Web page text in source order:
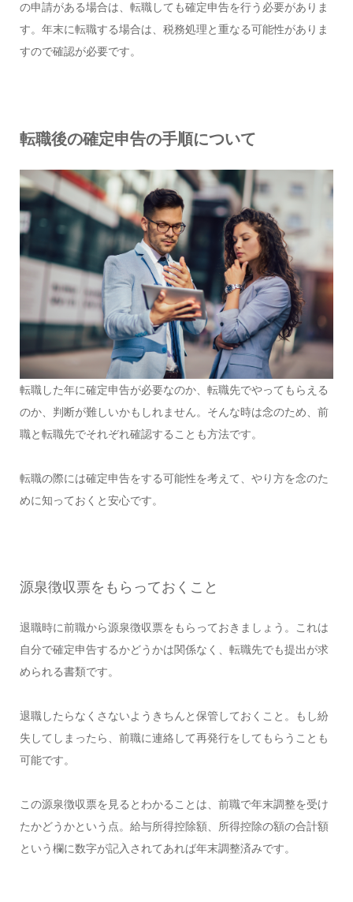
の申請がある場合は、転職しても確定申告を行う必要がありま
す。年末に転職する場合は、税務処理と重なる可能性がありま
すので確認が必要です。
転職後の確定申告の手順について
転職した年に確定申告が必要なのか、転職先でやってもらえる
のか、判断が難しいかもしれません。そんな時は念のため、前
職と転職先でそれぞれ確認することも方法です。
転職の際には確定申告をする可能性を考えて、やり方を念のた
めに知っておくと安心です。
源泉徴収票をもらっておくこと
退職時に前職から源泉徴収票をもらっておきましょう。これは
自分で確定申告するかどうかは関係なく、転職先でも提出が求
められる書類です。
退職したらなくさないようきちんと保管しておくこと。もし紛
失してしまったら、前職に連絡して再発行をしてもらうことも
可能です。
この源泉徴収票を見るとわかることは、前職で年末調整を受け
たかどうかという点。給与所得控除額、所得控除の額の合計額
という欄に数字が記入されてあれば年末調整済みです。